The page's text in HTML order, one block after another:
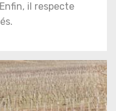
il respecte